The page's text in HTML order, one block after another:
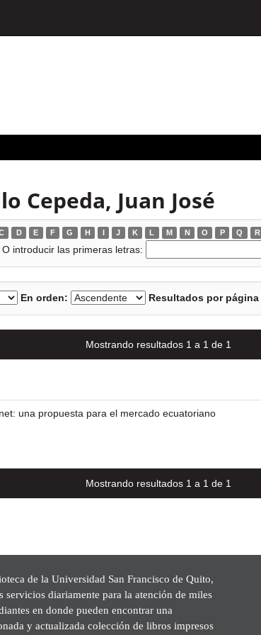
Cepeda, Juan José
D E F G H I J K L M N O P Q R
O introducir las primeras letras:
En orden: Resultados por página
Mostrando resultados 1 a 1 de 1
una propuesta para el mercado ecuatoriano
Mostrando resultados 1 a 1 de 1
de la Universidad San Francisco de Quito,
servicios diariamente para la atención de miles
en donde pueden encontrar una
y actualizada colección de libros impresos